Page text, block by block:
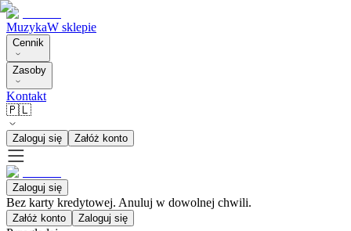
MuzykaW sklepie
Cennik
Zasoby
Kontakt
🇵🇱
Zaloguj się Załóż konto
Zaloguj się
Bez karty kredytowej. Anuluj w dowolnej chwili.
Załóż konto Zaloguj się